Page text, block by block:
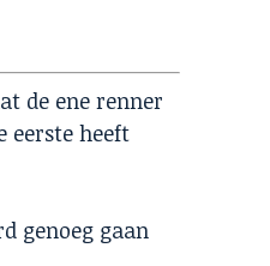
de ene renner
eerste heeft
genoeg gaan